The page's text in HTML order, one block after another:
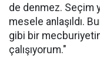
de denmez. Seçim
mesele anlaşıldı.
gibi bir
çalışıyorum."